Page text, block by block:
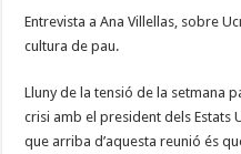
Entrevista a Ana Villellas, sobre
cultura de pau.
Lluny de la tensió de la setmana
crisi amb el president dels Estats
que arriba d’aquesta reunió és